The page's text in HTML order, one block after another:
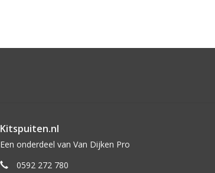
Kitspuiten.nl
Een onderdeel van Van Dijken Pro
0592 272 780